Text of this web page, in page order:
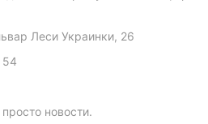
Леси Украинки, 26
54
новости.